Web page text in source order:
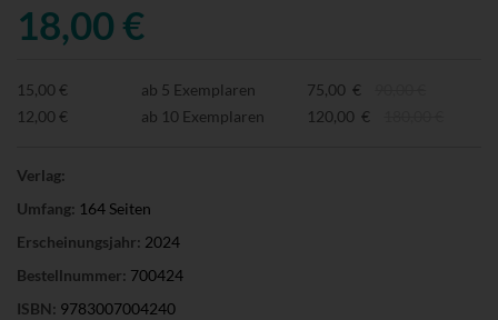
18,00 €
15,00 € ab 5 Exemplaren 75,00 €
12,00 €
ab 10 Exemplaren 120,00 €
Verlag:
Umfang: 164 Seiten
Erscheinungsjahr: 2024
Bestellnummer: 700424
ISBN: 9783007004240